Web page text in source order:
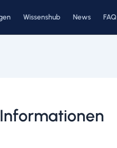
Wissenshub News FAQ